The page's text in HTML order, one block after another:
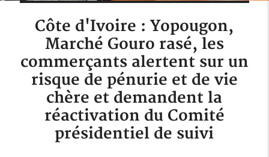
Côte d'Ivoire : Yopougon,
Marché Gouro rasé, les
commerçants alertent sur un
risque de pénurie et de vie
chère et demandent la
réactivation du Comité
présidentiel de suivi